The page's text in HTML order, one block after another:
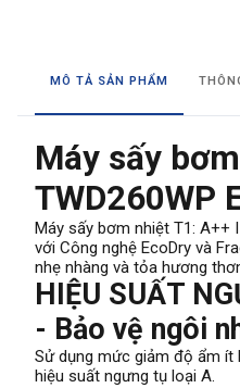
MÔ TẢ SẢN PHẨM
Máy sấy
TWD260WP
Máy sấy bơm nhiệt T1: A++
với Công nghệ EcoDry và
nhẹ nhàng và tỏa hương
HIỆU SUẤT
- Bảo vệ ngôi
Sử dụng mức giảm độ ẩm
hiệu suất ngưng tụ loại A.